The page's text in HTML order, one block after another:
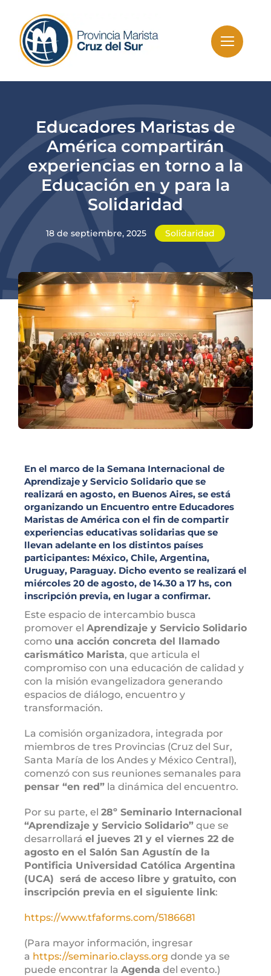
content
Educadores Maristas de
América compartirán
experiencias en torno a la
Educación en y para la
Solidaridad
18 de septiembre, 2025 Solidaridad
En el marco de la Semana Internacional de
Aprendizaje y Servicio Solidario que se
realizará en agosto, en Buenos Aires, se está
organizando un Encuentro entre Educadores
Maristas de América con el fin de compartir
experiencias educativas solidarias que se
llevan adelante en los distintos países
participantes: México, Chile, Argentina,
Uruguay, Paraguay. Dicho evento se realizará el
miércoles 20 de agosto, de 14.30 a 17 hs, con
inscripción previa, en lugar a confirmar.
Este espacio de intercambio busca
promover el Aprendizaje y Servicio Solidario
como una acción concreta del llamado
carismático Marista, que articula el
compromiso con una educación de calidad y
con la misión evangelizadora generando
espacios de diálogo, encuentro y
transformación.
La comisión organizadora, integrada por
miembros de tres Provincias (Cruz del Sur,
Santa María de los Andes y México Central),
comenzó con sus reuniones semanales para
pensar “en red” la dinámica del encuentro.
Por su parte, el 28º Seminario Internacional
“Aprendizaje y Servicio Solidario” que se
desarrollará el jueves 21 y el viernes 22 de
agosto en el Salón San Agustín de la
Pontificia Universidad Católica Argentina
(UCA) será de acceso libre y gratuito, con
inscripción previa en el siguiente link:
https://www.tfaforms.com/5186681
(Para mayor información, ingresar
a https://seminario.clayss.org donde ya se
puede encontrar la Agenda del evento.)